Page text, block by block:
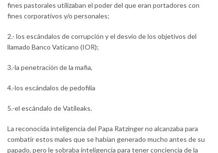
fines pastorales utilizaban el poder del que eran portadores con
fines corporativos y/o personales;
2.- los escándalos de corrupción y el desvío de los objetivos del
llamado Banco Vaticano (IOR);
3.-la penetración de la mafia,
4.-los escándalos de pedofilia
5.-el escándalo de Vatileaks.
La reconocida inteligencia del Papa Ratzinger no alcanzaba para
combatir estos males que se habían generado mucho antes de su
papado, pero le sobraba inteligencia para tener conciencia de la